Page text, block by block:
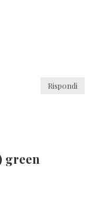
Rispondi
green